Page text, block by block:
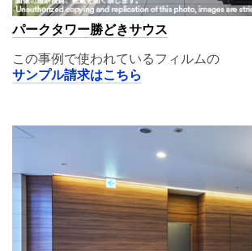
パークタワー勝どきサウス
この事例で使われているフィルムの
サンプル請求はこちら